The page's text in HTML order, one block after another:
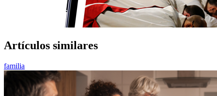
Artículos similares
familia